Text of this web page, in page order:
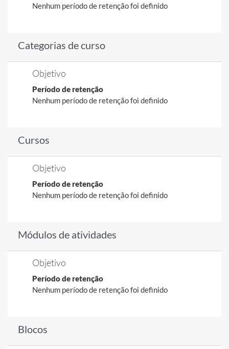
Nenhum período de retenção foi definido
Categorias de curso
Objetivo
Período de retenção
Nenhum período de retenção foi definido
Cursos
Objetivo
Período de retenção
Nenhum período de retenção foi definido
Módulos de atividades
Objetivo
Período de retenção
Nenhum período de retenção foi definido
Blocos